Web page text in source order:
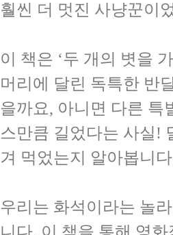
훨씬 더 멋진 사냥꾼이
이 책은 ‘두 개의 볏을
머리에 달린 독특한 반
을까요, 아니면 다른 특
스만큼 길었다는 사실!
겨 먹었는지 알아봅니
우리는 화석이라는 놀